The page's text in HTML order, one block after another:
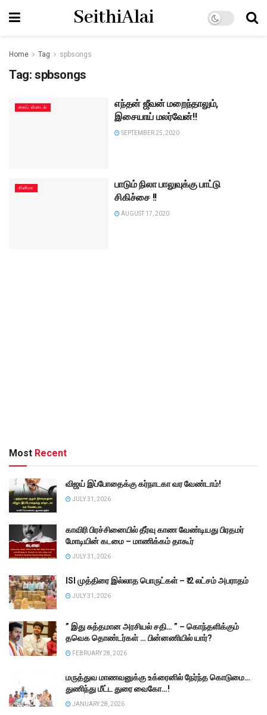
SeithiAlai
Home Tag spbsongs
Tag: spbsongs
லைப் ஸ்டைல்
எந்தன் ஜீவன் மறைந்தாலும்,
இசையாய் மலர்வேன்!!
SEPTEMBER 25, 2020
சினிமா
பாடும் நிலா பாலுவுக்கு பாட்டு
சிகிச்சை !!
AUGUST 17, 2020
Most Recent
விஜய் இப்போதைக்கு கர்நாடகா வர வேண்டாம்!
JULY 31, 2026
காவிரி பிரச்சினையில் தீர்வு காண வேண்டியது பிரதமர்
மோடியின் கடமை – மாணிக்கம் தாகூர்
JULY 31, 2026
ISI முத்திரை இல்லாத பொருட்கள் – ₹.2 லட்சம் அபராதம்
JULY 31, 2026
” இது சுத்தமான அரசியல் சதி… ” – கொந்தளிக்கும்
தவெக தொண்டர்கள் … பின்னணியில் யார்?
FEBRUARY 28, 2026
மருத்துவ மாணவனுக்கு உக்ரைனில் நேர்ந்த கொடுமை…
துணிந்து மீட்ட துரை வைகோ…!
JANUARY 28, 2026